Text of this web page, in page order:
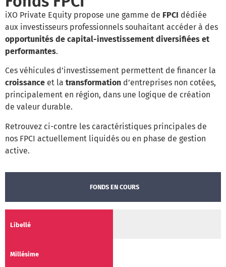
iXO Private Equity propose une gamme de FPCI dédiée
aux investisseurs professionnels souhaitant accéder à des
opportunités de capital-investissement diversifiées et
performantes.
Ces véhicules d’investissement permettent de financer la
croissance et la transformation d’entreprises non cotées,
principalement en région, dans une logique de création
de valeur durable.
Retrouvez ci-contre les caractéristiques principales de
nos FPCI actuellement liquidés ou en phase de gestion
active.
FONDS EN COURS
IXO 5
2023